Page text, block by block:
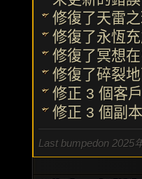
修復了天雷
修復了永恆
修復了冥想
修復了碎裂
修正 3 個客
修正 3 個副
Last bumpedon 2025